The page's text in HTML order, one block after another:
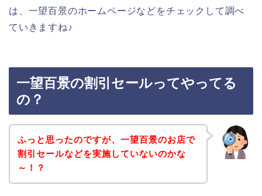
は、一望百景のホームページなどをチェックして調べ
ていきますね♪
一望百景の割引セールってやってる
の？
ふっと思ったのですが、一望百景のお店で
割引セールなどを実施していないのかな
～！？